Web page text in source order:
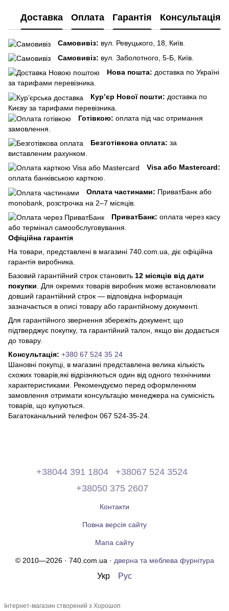
Доставка Оплата Гарантія Консультація
Самовивіз: вул. Ревуцького, 18, Київ.
Самовивіз: вул. Заболотного, 5-Б, Київ.
Нова пошта: доставка по Україні
за тарифами перевізника.
Кур’єр Нової пошти: доставка по
Києву за тарифами перевізника.
Готівкою: оплата під час отримання
замовлення.
Безготівкова оплата: за
виставленим рахунком.
Visa або Mastercard:
оплата банківською карткою.
Оплата частинами: ПриватБанк або
monobank, розстрочка на 2–7 місяців.
ПриватБанк: оплата через касу
або термінал самообслуговування.
Офіційна гарантія
На товари, представлені в магазині 740.com.ua, діє офіційна
гарантія виробника.
Базовий гарантійний строк становить 12 місяців від дати
покупки . Для окремих товарів виробник може встановлювати
довший гарантійний строк — відповідна інформація
зазначається в описі товару або гарантійному документі.
Для гарантійного звернення збережіть документ, що
підтверджує покупку, та гарантійний талон, якщо він додається
до товару.
Консультація: +380 67 524 35 24
Шановні покупці, в магазині представлена ​​велика кількість
схожих товарів,які відрізняються один від одного технічними
характеристиками. Рекомендуємо перед оформленням
замовлення отримати консультацію менеджера на сумісність
товарів, що купуються.
Багатоканальний телефон 067 524-35-24.
+38044 391 1804
+38067 524 3524
+38050 375 2607
Контакти
Повна версія сайту
Мапа сайту
© 2010—2026 · 740.com.ua · дверна та меблева фурнітура
Укр Рус
Інтернет-магазин створений з Хорошоп